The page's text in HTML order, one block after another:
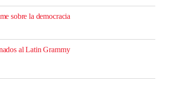
sobre la democracia
al Latin Grammy